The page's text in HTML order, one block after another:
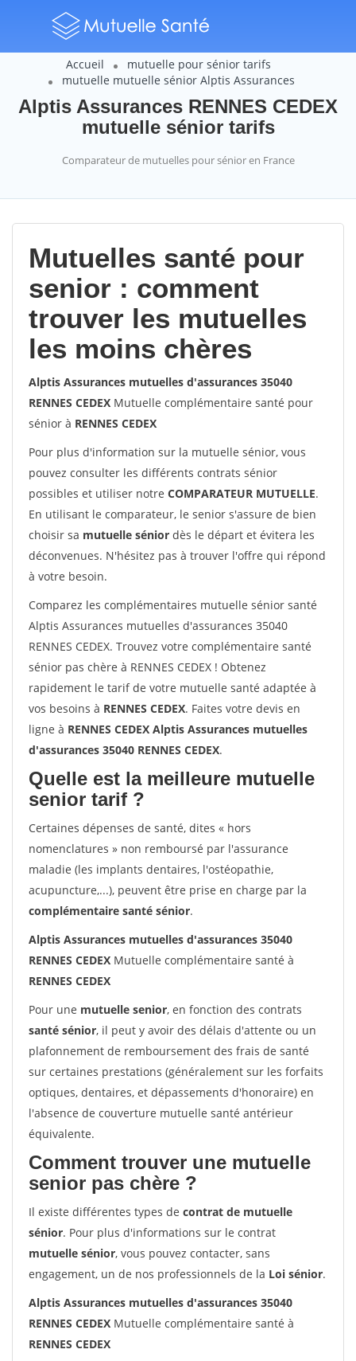
Accueil
mutuelle pour sénior tarifs
mutuelle mutuelle sénior Alptis Assurances
Alptis Assurances RENNES CEDEX
mutuelle sénior tarifs
Comparateur de mutuelles pour sénior en France
Mutuelles santé pour
senior : comment
trouver les mutuelles
les moins chères
Alptis Assurances mutuelles d'assurances 35040
RENNES CEDEX Mutuelle complémentaire santé pour
sénior à RENNES CEDEX
Pour plus d'information sur la mutuelle sénior, vous
pouvez consulter les différents contrats sénior
possibles et utiliser notre COMPARATEUR MUTUELLE.
En utilisant le comparateur, le senior s'assure de bien
choisir sa mutuelle sénior dès le départ et évitera les
déconvenues. N'hésitez pas à trouver l'offre qui répond
à votre besoin.
Comparez les complémentaires mutuelle sénior santé
Alptis Assurances mutuelles d'assurances 35040
RENNES CEDEX. Trouvez votre complémentaire santé
sénior pas chère à RENNES CEDEX ! Obtenez
rapidement le tarif de votre mutuelle santé adaptée à
vos besoins à RENNES CEDEX. Faites votre devis en
ligne à RENNES CEDEX Alptis Assurances mutuelles
d'assurances 35040 RENNES CEDEX.
Quelle est la meilleure mutuelle
senior tarif ?
Certaines dépenses de santé, dites « hors
nomenclatures » non remboursé par l'assurance
maladie (les implants dentaires, l'ostéopathie,
acupuncture,...), peuvent être prise en charge par la
complémentaire santé sénior.
Alptis Assurances mutuelles d'assurances 35040
RENNES CEDEX Mutuelle complémentaire santé à
RENNES CEDEX
Pour une mutuelle senior, en fonction des contrats
santé sénior, il peut y avoir des délais d'attente ou un
plafonnement de remboursement des frais de santé
sur certaines prestations (généralement sur les forfaits
optiques, dentaires, et dépassements d'honoraire) en
l'absence de couverture mutuelle santé antérieur
équivalente.
Comment trouver une mutuelle
senior pas chère ?
Il existe différentes types de contrat de mutuelle
sénior. Pour plus d'informations sur le contrat
mutuelle sénior, vous pouvez contacter, sans
engagement, un de nos professionnels de la Loi sénior.
Alptis Assurances mutuelles d'assurances 35040
RENNES CEDEX Mutuelle complémentaire santé à
RENNES CEDEX